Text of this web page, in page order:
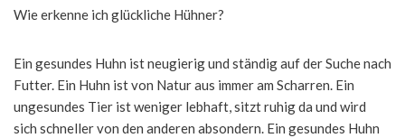
Wie erkenne ich glückliche Hühner?
Ein gesundes Huhn ist neugierig und ständig auf der Suche nach
Futter. Ein Huhn ist von Natur aus immer am Scharren. Ein
ungesundes Tier ist weniger lebhaft, sitzt ruhig da und wird
sich schneller von den anderen absondern. Ein gesundes Huhn